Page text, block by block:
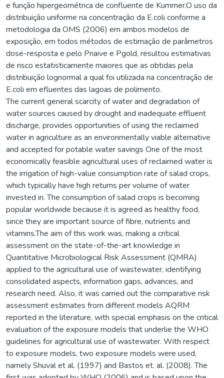
e função hipergeométrica de confluente de Kummer.O uso da
distribuição uniforme na concentração da E.coli conforme a
metodologia da OMS (2006) em ambos modelos de
exposição, em todos métodos de estimação de parâmetros
dose-resposta e pelo Pnaive e Pgold, resultou estimativas
de risco estatisticamente maiores que as obtidas pela
distribuição lognormal a qual foi utilizada na concentração de
E.coli em efluentes das lagoas de polimento.
The current general scarcity of water and degradation of
water sources caused by drought and inadequate effluent
discharge, provides opportunities of using the reclaimed
water in agriculture as an environmentally viable alternative
and accepted for potable water savings One of the most
economically feasible agricultural uses of reclaimed water is
the irrigation of high-value consumption rate of salad crops,
which typically have high returns per volume of water
invested in. The consumption of salad crops is becoming
popular worldwide because it is agreed as healthy food,
since they are important source of fibre, nutrients and
vitamins.The aim of this work was, making a critical
assessment on the state-of-the-art knowledge in
Quantitative Microbiological Risk Assessment (QMRA)
applied to the agricultural use of wastewater, identifying
consolidated aspects, information gaps, advances, and
research need. Also, it was carried out the comparative risk
assessment estimates from different models AQRM
reported in the literature, with special emphasis on the critical
evaluation of the exposure models that underlie the WHO
guidelines for agricultural use of wastewater. With respect
to exposure models, two exposure models were used,
namely Shuval et al. (1997) and Bastos et. al. (2008). The